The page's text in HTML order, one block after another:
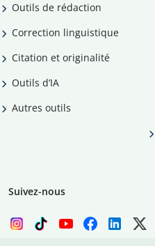
Outils de rédaction
Correction linguistique
Citation et originalité
Outils d’IA
Autres outils
Suivez-nous